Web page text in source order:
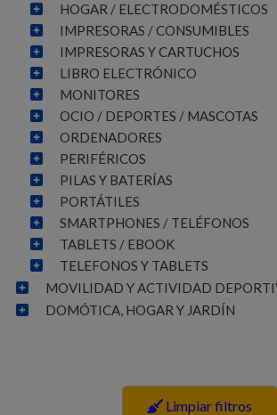
HOGAR / ELECTRODOMÉSTICOS
IMPRESORAS / CONSUMIBLES
IMPRESORAS Y CARTUCHOS
LIBRO ELECTRÓNICO
MONITORES
OCIO / DEPORTES / MASCOTAS
ORDENADORES
PERIFÉRICOS
PILAS Y BATERÍAS
PORTÁTILES
SMARTPHONES / TELÉFONOS
TABLETS / EBOOK
TELEFONOS Y TABLETS
MOVILIDAD Y ACTIVIDAD
DOMÓTICA, HOGAR Y JARDÍN
Limpiar filtros